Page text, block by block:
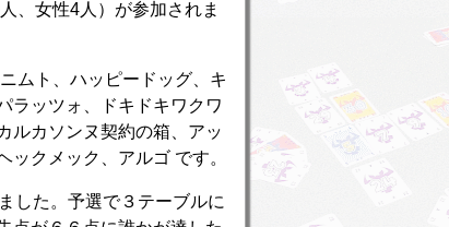
、女性4人）が参加されま
ムト、ハッピードッグ、キ
ラッツォ、ドキドキワクワ
ルカソンヌ契約の箱、アッ
クメック、アルゴ です。
した。予選で３テーブルに